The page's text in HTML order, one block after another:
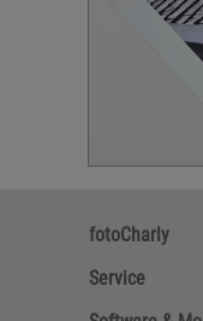
fotoCharly
Service